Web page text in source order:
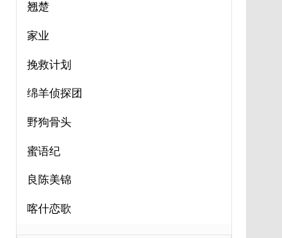
翘楚
家业
挽救计划
绵羊侦探团
野狗骨头
蜜语纪
良陈美锦
喀什恋歌